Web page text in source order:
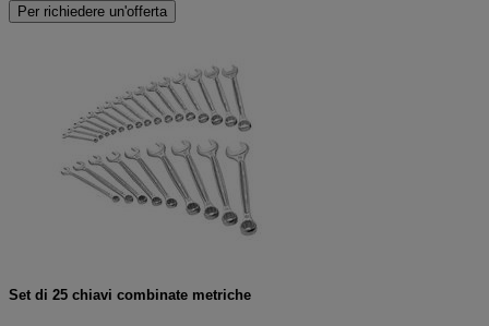
Per richiedere un'offerta
Set di 25 chiavi combinate metriche